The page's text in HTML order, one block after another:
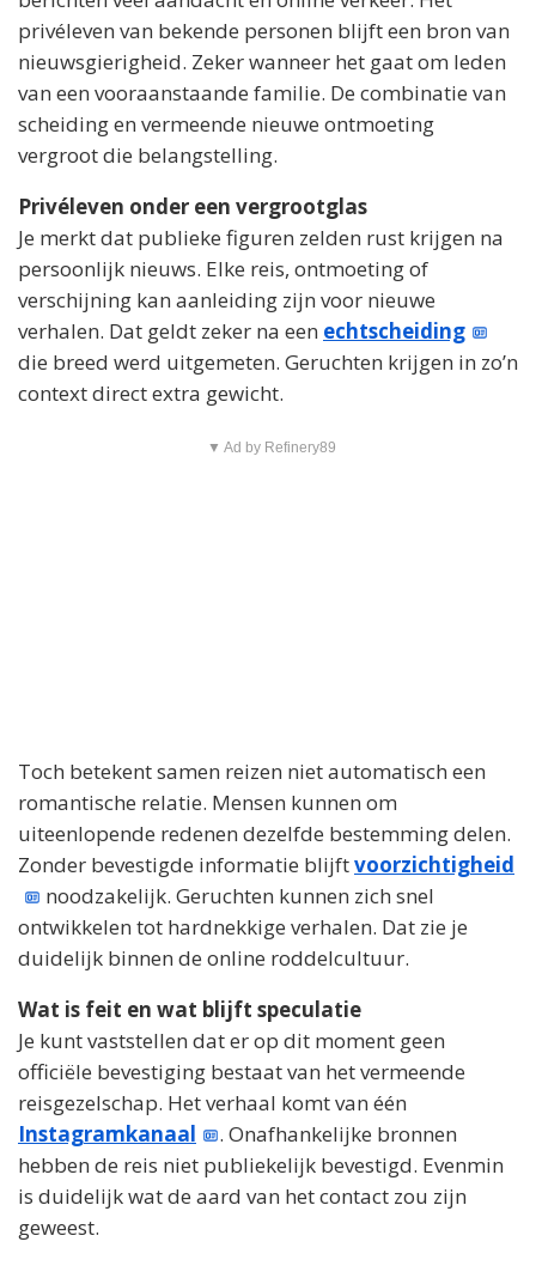
privéleven van bekende personen blijft een bron van
nieuwsgierigheid. Zeker wanneer het gaat om leden
van een vooraanstaande familie. De combinatie van
scheiding en vermeende nieuwe ontmoeting
vergroot die belangstelling.
Privéleven onder een vergrootglas
Je merkt dat publieke figuren zelden rust krijgen na
persoonlijk nieuws. Elke reis, ontmoeting of
verschijning kan aanleiding zijn voor nieuwe
verhalen. Dat geldt zeker na een echtscheiding
die breed werd uitgemeten. Geruchten krijgen in zo’n
context direct extra gewicht.
▼ Ad by Refinery89
Toch betekent samen reizen niet automatisch een
romantische relatie. Mensen kunnen om
uiteenlopende redenen dezelfde bestemming delen.
Zonder bevestigde informatie blijftvoorzichtigheid
noodzakelijk. Geruchten kunnen zich snel
ontwikkelen tot hardnekkige verhalen. Dat zie je
duidelijk binnen de online roddelcultuur.
Wat is feit en wat blijft speculatie
Je kunt vaststellen dat er op dit moment geen
officiële bevestiging bestaat van het vermeende
reisgezelschap. Het verhaal komt van één
Instagramkanaal
. Onafhankelijke bronnen
hebben de reis niet publiekelijk bevestigd. Evenmin
is duidelijk wat de aard van het contact zou zijn
geweest.